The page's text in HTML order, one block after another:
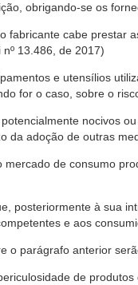
obrigando-se os
fabricante cabe prestar
13.486, de 2017)
e utensílios
for o caso, sobre o
nocivos
da adoção de outras
de consumo
posteriormente à sua
e aos
o parágrafo anterior
de